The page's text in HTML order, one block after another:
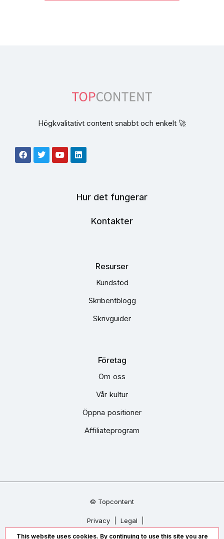
Högkvalitativt content snabbt och enkelt 🚀
Hur det fungerar
Kontakter
Resurser
Kundstöd
Skribentblogg
Skrivguider
Företag
Om oss
Vår kultur
Öppna positioner
Affiliateprogram
© Topcontent
Privacy Legal
This website uses cookies. By continuing to use this site you are